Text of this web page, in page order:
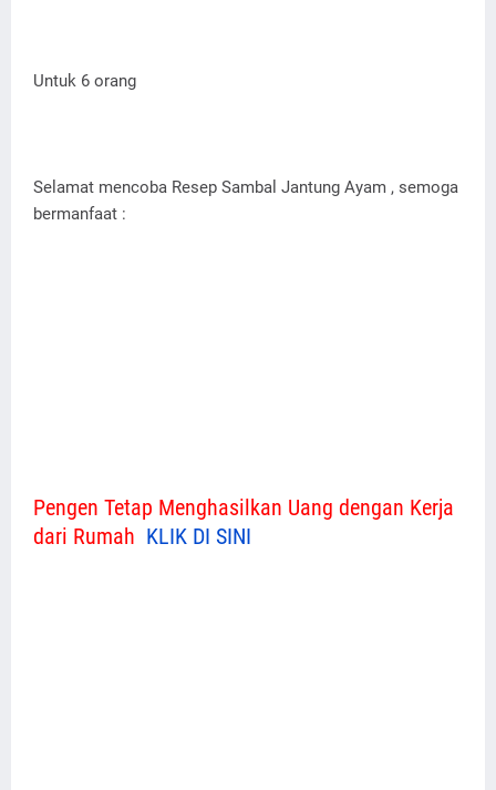
Untuk 6 orang
Selamat mencoba Resep Sambal Jantung Ayam , semoga
bermanfaat :
Pengen Tetap Menghasilkan Uang dengan Kerja
dari Rumah KLIK DI SINI